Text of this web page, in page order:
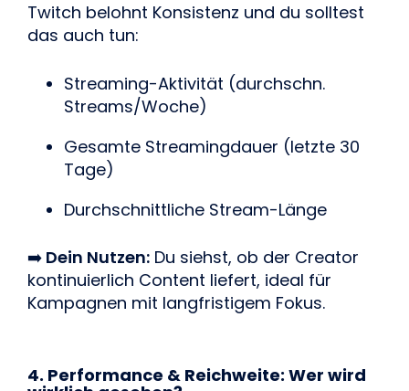
Twitch belohnt Konsistenz und du solltest
das auch tun:
Streaming-Aktivität (durchschn.
Streams/Woche)
Gesamte Streamingdauer (letzte 30
Tage)
Durchschnittliche Stream-Länge
➡️ Dein Nutzen: Du siehst, ob der Creator
kontinuierlich Content liefert, ideal für
Kampagnen mit langfristigem Fokus.
4. Performance & Reichweite: Wer wird